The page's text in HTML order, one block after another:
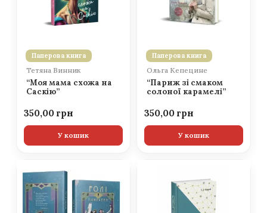
Паперова книга
Тетяна Винник
“Моя мама схожа на
Саскію”
350,00
У кошик
Паперова книга
Ольга Кепецине
“Париж зі смаком
солоної карамелі”
350,00
У кошик